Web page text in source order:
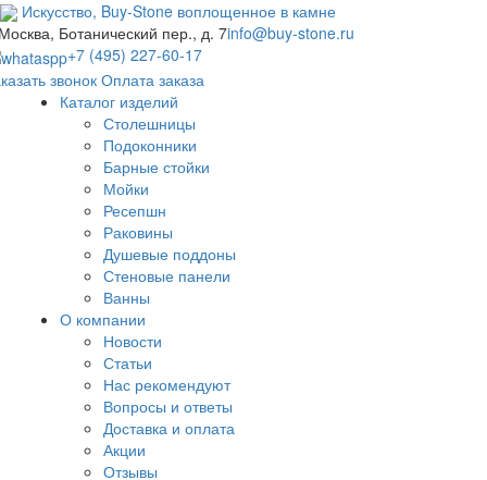
Искусство, Buy-Stone воплощенное в камне
Ботанический пер., д. 7info@buy-stone.ru
+7 (495) 227-60-17
звонок Оплата заказа
Каталог изделий
Столешницы
Подоконники
Барные стойки
Мойки
Ресепшн
Раковины
Душевые поддоны
Стеновые панели
Ванны
О компании
Новости
Статьи
Нас рекомендуют
Вопросы и ответы
Доставка и оплата
Акции
Отзывы